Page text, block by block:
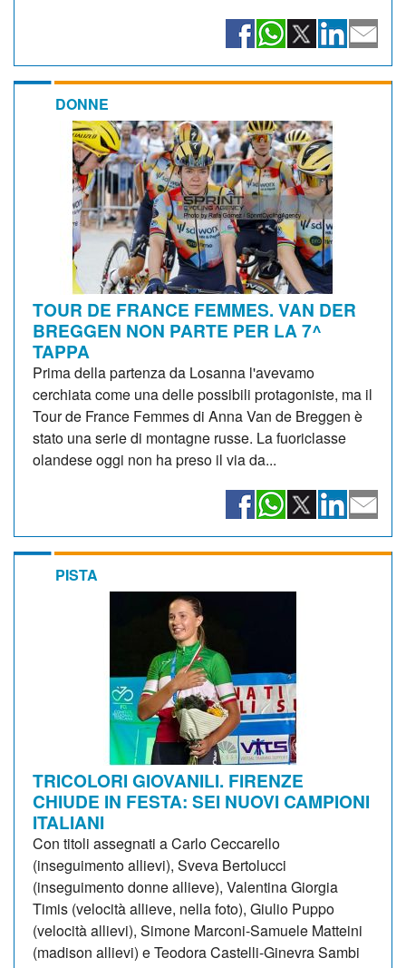
DONNE
TOUR DE FRANCE FEMMES. VAN DER
BREGGEN NON PARTE PER LA 7^
TAPPA
Prima della partenza da Losanna l'avevamo
cerchiata come una delle possibili protagoniste, ma il
Tour de France Femmes di Anna Van de Breggen è
stato una serie di montagne russe. La fuoriclasse
olandese oggi non ha preso il via da...
PISTA
TRICOLORI GIOVANILI. FIRENZE
CHIUDE IN FESTA: SEI NUOVI CAMPIONI
ITALIANI
Con titoli assegnati a Carlo Ceccarello
(inseguimento allievi), Sveva Bertolucci
(inseguimento donne allieve), Valentina Giorgia
Timis (velocità allieve, nella foto), Giulio Puppo
(velocità allievi), Simone Marconi-Samuele Matteini
(madison allievi) e Teodora Castelli-Ginevra Sambi